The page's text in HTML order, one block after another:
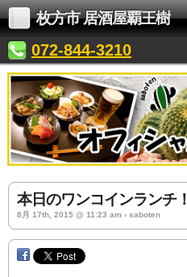
枚方市 居酒屋覇王樹
072-844-3210
本日のワンコインランチ！
8月 17th, 2015 @ 11:23 am › saboten